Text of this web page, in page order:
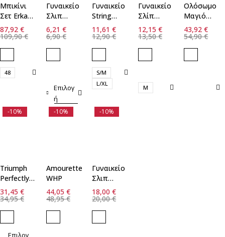
Μπικίνι
Σετ Erka
Mare Cup
E
109,90€
87,92 €
48
Γυναικείο
Σλιπ
String
Walk
6,90€
6,21 €
Επιλογ
ή
Γυναικείο
String
Minerva
12,90€
11,61€
S/M
L/XL
Γυναικείο
Σλίπ
Bamboo
2τεμ Walk
13,50€
12,15 €
M
Ολόσωμο
Μαγιό
Blu4u
54,90€
43,92€
-10%
Triumph
Perfectly
Soft WHP
- BLACK
34,95€
31,45 €
Επιλογ
-10%
Amourette
WHP
48,95€
44,05 €
-10%
Γυναικείο
Σλιπ
Sloggi Go
Crush
Short
20,00€
18,00€